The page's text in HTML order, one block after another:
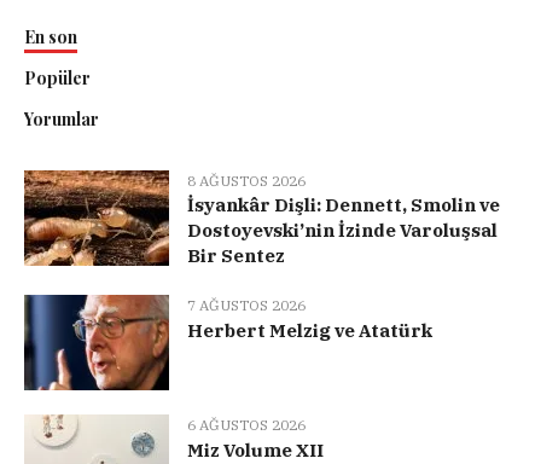
En son
Popüler
Yorumlar
8 AĞUSTOS 2026
İsyankâr Dişli: Dennett, Smolin ve
Dostoyevski’nin İzinde Varoluşsal
Bir Sentez
7 AĞUSTOS 2026
Herbert Melzig ve Atatürk
6 AĞUSTOS 2026
Miz Volume XII